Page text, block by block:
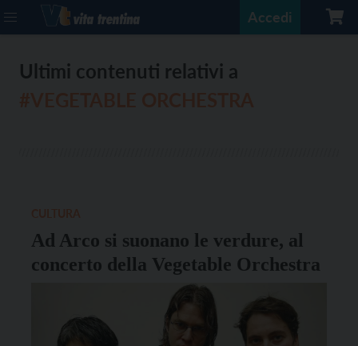
Accedi
Ultimi contenuti relativi a
Ad Arco si suonano le verdure, al
concerto della Vegetable Orchestra